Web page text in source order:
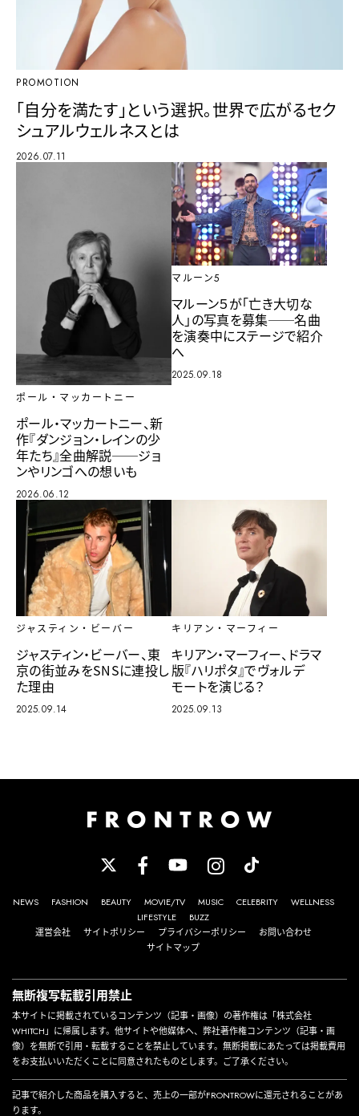
PROMOTION
「自分を満たす」という選択。世界で広がるセク
シュアルウェルネスとは
2026.07.11
ポール・マッカートニー
ポール・マッカートニー、新
作『ダンジョン・レインの少
年たち』全曲解説──ジョ
ンやリンゴへの想いも
2026.06.12
マルーン5
マルーン５が「亡き大切な
人」の写真を募集──名曲
を演奏中にステージで紹介
へ
2025.09.18
ジャスティン・ビーバー
ジャスティン・ビーバー、東
京の街並みをSNSに連投し
た理由
2025.09.14
キリアン・マーフィー
キリアン・マーフィー、ドラマ
版『ハリポタ』でヴォルデ
モートを演じる？
2025.09.13
NEWS FASHION BEAUTY MOVIE/TV MUSIC CELEBRITY
WELLNESS
LIFESTYLE
BUZZ
運営会社
サイトポリシー プライバシーポリシー
お問い合わせ
サイトマップ
無断複写転載引用禁止
本サイトに掲載されているコンテンツ（記事・画像）の著作権は「株式会社
WHITCH」に帰属します。他サイトや他媒体へ、弊社著作権コンテンツ（記事・画
像）を無断で引用・転載することを禁止しています。無断掲載にあたっては掲載費用
をお支払いいただくことに同意されたものとします。ご了承ください。
記事で紹介した商品を購入すると、売上の一部がFRONTROWに還元されることがあ
ります。